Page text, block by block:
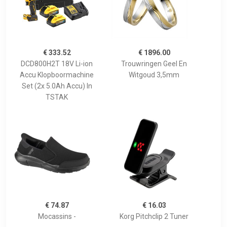
€ 333.52
DCD800H2T 18V Li-ion
Accu Klopboormachine
Set (2x 5.0Ah Accu) In
TSTAK
€ 1896.00
Trouwringen Geel En
Witgoud 3,5mm
€ 74.87
Mocassins -
€ 16.03
Korg Pitchclip 2 Tuner